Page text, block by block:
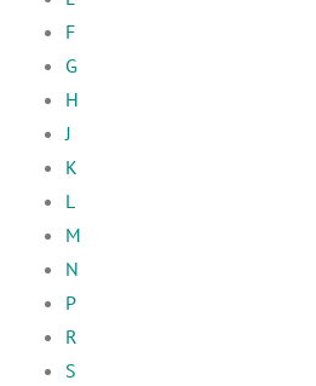
F
G
H
J
K
L
M
N
P
R
S